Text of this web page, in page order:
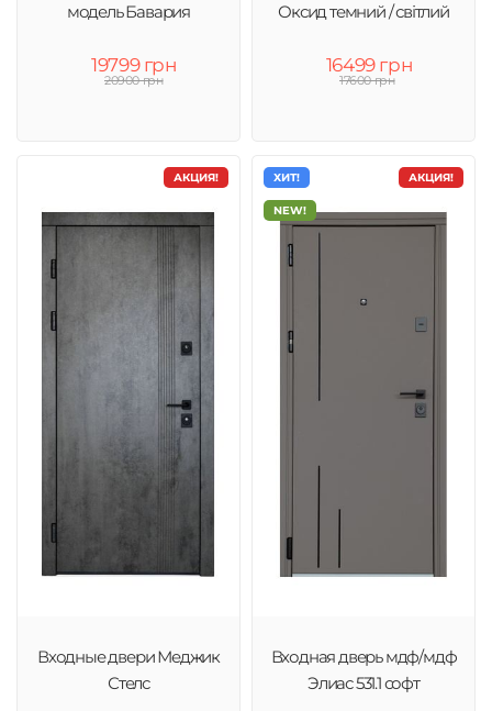
модель Бавария
19799 грн
20900 грн
Оксид темний / світлий
16499 грн
17600 грн
АКЦИЯ!
Входные двери Меджик
Стелс
АКЦИЯ!
ХИТ!
NEW!
Входная дверь мдф/мдф
Элиас 531.1 софт